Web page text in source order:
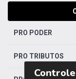
PRO PODER
PRO TRIBUTOS